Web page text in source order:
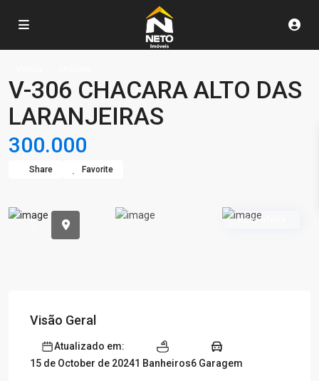
V-306 CHACARA ALTO DAS
LARANJEIRAS
300.000
Share Favorite
nova oferta
Visão Geral
Atualizado em:
15 de October de 20241 Banheiros6 Garagem